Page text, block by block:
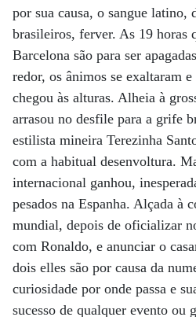
por sua causa, o sangue latino,
brasileiros, ferver. As 19 horas
Barcelona são para ser
redor, os ânimos se exaltaram
chegou às alturas. Alheia à
arrasou no desfile para a grife
estilista mineira Terezinha
com a habitual desenvoltura.
internacional ganhou,
pesados na Espanha. Alçada à
mundial, depois de oficializar
com Ronaldo, e anunciar o
dois elles são por causa da
curiosidade por onde passa e
sucesso de qualquer evento ou